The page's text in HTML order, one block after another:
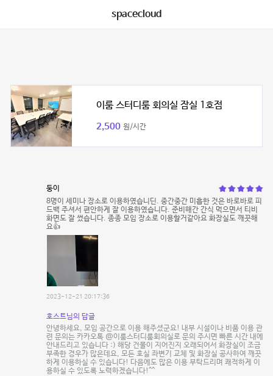
spacecloud
이룸 스터디룸 회의실 잠실 1호점
2,500 원/시간
둥이
8명이 세미나 장소로 이용하였습니딘. 중간중간 미흡한 것은 바로바로 피
드백 주셔서 편안하게 잘 이용하였습니다. 준비해간 간식 먹으면서 티비
화면도 잘 썼습니다. 종종 모임 장소로 이용할거같아요 화장실도 깨끗해
요👍
2023-12-21 20:17:36
호스트님의 답글
안녕하세요, 모임 공간으로 이용 해주셨군요! 내부 시설이나 비품 이용 관
련 문의는 카카오톡 @이룸스터디룸회의실로 문의 주시면 빠른 시간 내에
안내드리고 있습니다 :) 해당 건물이 지어진지 오래되어서 화장실이 조금
부족한 경우가 많은데요, 모든 호실 좌변기 교체 및 화장실 공사하여 깨끗
하게 이용하실 수 있습니다! 다음에도 많은 이용 부탁드리며 쾌적하게 이
용하실 수 있도록 노력하겠습니다!^^